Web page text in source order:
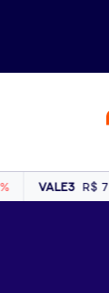
VALE3 R$ 75,19